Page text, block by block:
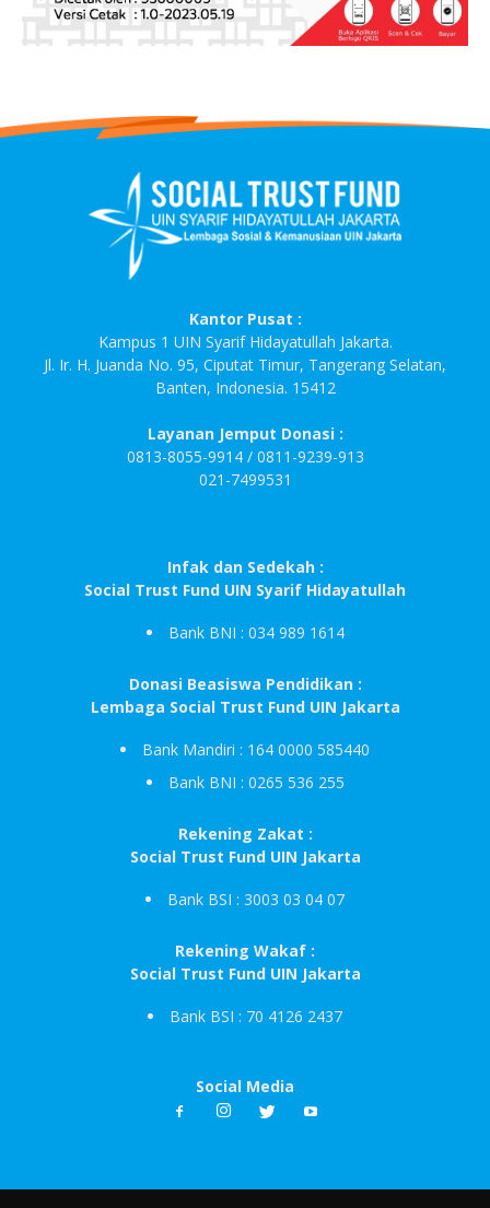
Kantor Pusat :
Kampus 1 UIN Syarif Hidayatullah Jakarta.
Jl. Ir. H. Juanda No. 95, Ciputat Timur, Tangerang Selatan,
Banten, Indonesia. 15412
Layanan Jemput Donasi :
0813-8055-9914 / 0811-9239-913
021-7499531
Infak dan Sedekah :
Social Trust Fund UIN Syarif Hidayatullah
Bank BNI : 034 989 1614
Donasi Beasiswa Pendidikan :
Lembaga Social Trust Fund UIN Jakarta
Bank Mandiri : 164 0000 585440
Bank BNI : 0265 536 255
Rekening Zakat :
Social Trust Fund UIN Jakarta
Bank BSI : 3003 03 04 07
Rekening Wakaf :
Social Trust Fund UIN Jakarta
Bank BSI : 70 4126 2437
Social Media